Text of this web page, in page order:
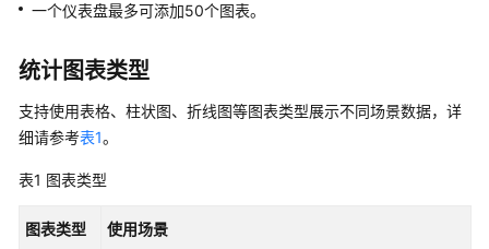
绍
计
说
明
快
入
一个仪表盘最多可添加50个图表。
统计图表类型
支持使用表格、柱状图、折线图等图表类型展示不同场景数据，详
细请参考表1。
表1 图表类型
图表类型 使用场景